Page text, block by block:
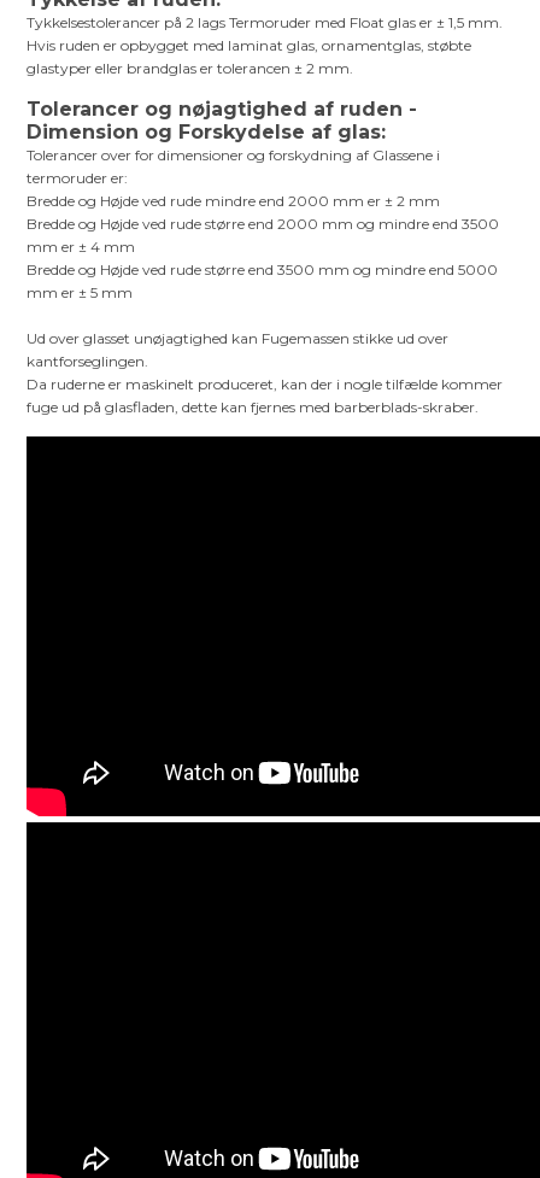
Tykkelsestolerancer på 2 lags Termoruder med Float glas er ± 1,5 mm.
Hvis ruden er opbygget med laminat glas, ornamentglas, støbte
glastyper eller brandglas er tolerancen ± 2 mm.
Tolerancer og nøjagtighed af ruden -
Dimension og Forskydelse af glas:
Tolerancer over for dimensioner og forskydning af Glassene i
termoruder er:
Bredde og Højde ved rude mindre end 2000 mm er ± 2 mm
Bredde og Højde ved rude større end 2000 mm og mindre end 3500
mm er ± 4 mm
Bredde og Højde ved rude større end 3500 mm og mindre end 5000
mm er ± 5 mm
Ud over glasset unøjagtighed kan Fugemassen stikke ud over
kantforseglingen.
Da ruderne er maskinelt produceret, kan der i nogle tilfælde kommer
fuge ud på glasfladen, dette kan fjernes med barberblads-skraber.